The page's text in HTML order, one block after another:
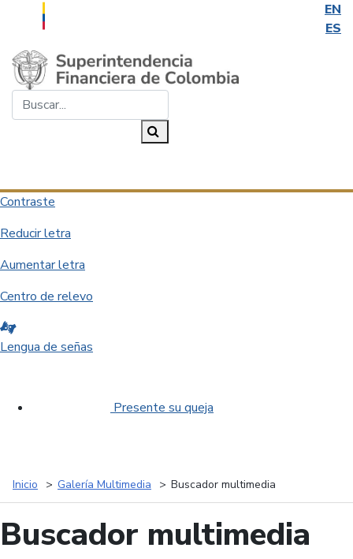
EN
ES
Saltar al contenido principal
Contraste
Reducir letra
Aumentar letra
Centro de relevo
Lengua de señas
Presente su queja
Inicio Galería Multimedia Buscador multimedia
Buscador multimedia